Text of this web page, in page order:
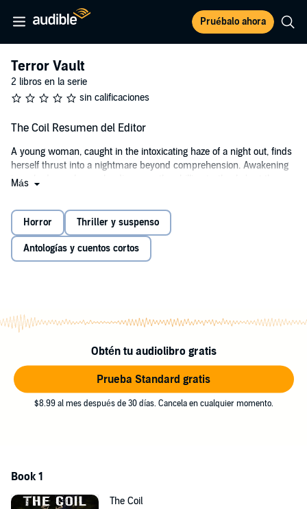
Pruébalo ahora
Terror Vault
2 libros en la serie
sin calificaciones
The Coil Resumen del Editor
A young woman, caught in the intoxicating haze of a night out, finds
herself thrust into a nightmare beyond comprehension. Awakening
in a shadowy abyss, she discovers the chilling truth: she's at the
relentless descent into the dark realm of fear and survival, where
each breath she takes might be her last.
Warning: Graphic scenes that may disturb some listeners.
Más
Horror Thriller y suspenso
Antologías y cuentos cortos
Obtén tu audiolibro gratis
Prueba Standard gratis
$8.99 al mes después de 30 días. Cancela en cualquier momento.
Book 1
The Coil